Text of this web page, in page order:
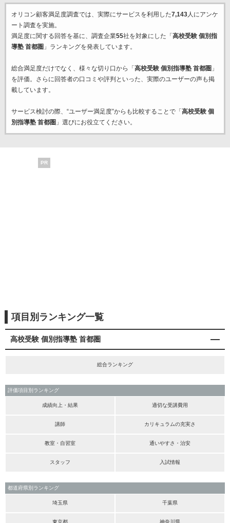
オリコン顧客満足度調査では、実際にサービスを利用した7,143人にアンケ
ート調査を実施。
満足度に関する回答を基に、調査企業55社を対象にした「 高校受験 個別指
導塾 首都圏 」ランキングを発表しています。
総合満足度だけでなく、様々な切り口から「 高校受験 個別指導塾 首都圏 」
を評価。さらに回答者の口コミや評判といった、実際のユーザーの声も掲
載しています。
サービス検討の際、“ユーザー満足度”からも比較することで「 高校受験 個
別指導塾 首都圏 」選びにお役立てください。
PR
項目別ランキング一覧
高校受験 個別指導塾 首都圏
総合ランキング
評価項目別ランキング
成績向上・結果 適切な受講費用
講師 カリキュラムの充実さ
教室・自習室 通いやすさ・治安
スタッフ 入試情報
都道府県別ランキング
埼玉県 千葉県
東京都 神奈川県